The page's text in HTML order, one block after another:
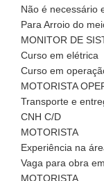
Não é necessário
Para Arroio do
MONITOR DE
Curso em elétrica
Curso em
MOTORISTA
Transporte e
CNH C/D
MOTORISTA
Experiência na
Vaga para obra
MOTORISTA